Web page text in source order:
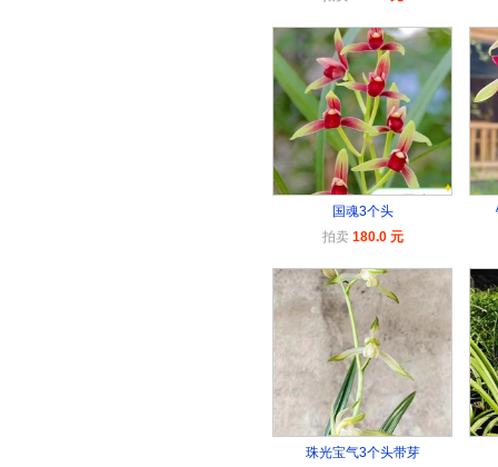
国魂3个头
拍卖 180.0 元
珠光宝气3个头带芽